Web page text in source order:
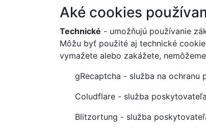
Aké cookies
Technické - umožňujú používanie
Môžu byť použité aj technické
vymažete alebo zakážete,
gRecaptcha - služba na
Coludflare - služba
Blitzortung - služba